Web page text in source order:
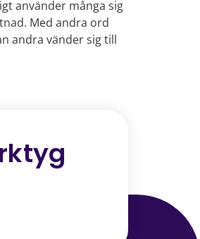
använder många sig
Med andra ord
andra vänder sig till